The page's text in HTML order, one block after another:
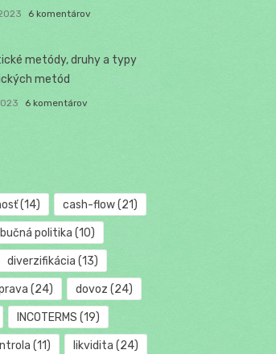
6 komentárov
metódy, druhy a typy
metód
6 komentárov
(14) cash-flow(21)
politika (10)
diverzifikácia (13)
(24) dovoz (24)
INCOTERMS (19)
(11) likvidita (24)